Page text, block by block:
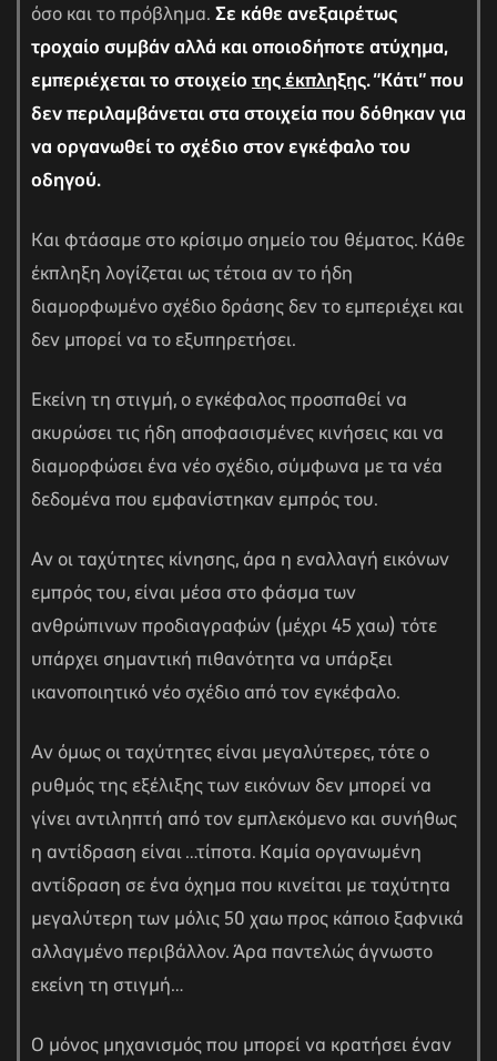
όσο και το πρόβλημα. Σε κάθε ανεξαιρέτως
τροχαίο συμβάν αλλά και οποιοδήποτε ατύχημα,
εμπεριέχεται το στοιχείο της έκπληξης. “Κάτι” που
δεν περιλαμβάνεται στα στοιχεία που δόθηκαν για
να οργανωθεί το σχέδιο στον εγκέφαλο του
οδηγού.
Και φτάσαμε στο κρίσιμο σημείο του θέματος. Κάθε
έκπληξη λογίζεται ως τέτοια αν το ήδη
διαμορφωμένο σχέδιο δράσης δεν το εμπεριέχει και
δεν μπορεί να το εξυπηρετήσει.
Εκείνη τη στιγμή, ο εγκέφαλος προσπαθεί να
ακυρώσει τις ήδη αποφασισμένες κινήσεις και να
διαμορφώσει ένα νέο σχέδιο, σύμφωνα με τα νέα
δεδομένα που εμφανίστηκαν εμπρός του.
Αν οι ταχύτητες κίνησης, άρα η εναλλαγή εικόνων
εμπρός του, είναι μέσα στο φάσμα των
ανθρώπινων προδιαγραφών (μέχρι 45 χαω) τότε
υπάρχει σημαντική πιθανότητα να υπάρξει
ικανοποιητικό νέο σχέδιο από τον εγκέφαλο.
Αν όμως οι ταχύτητες είναι μεγαλύτερες, τότε ο
ρυθμός της εξέλιξης των εικόνων δεν μπορεί να
γίνει αντιληπτή από τον εμπλεκόμενο και συνήθως
η αντίδραση είναι …τίποτα. Καμία οργανωμένη
αντίδραση σε ένα όχημα που κινείται με ταχύτητα
μεγαλύτερη των μόλις 50 χαω προς κάποιο ξαφνικά
αλλαγμένο περιβάλλον. Άρα παντελώς άγνωστο
εκείνη τη στιγμή…
Ο μόνος μηχανισμός που μπορεί να κρατήσει έναν